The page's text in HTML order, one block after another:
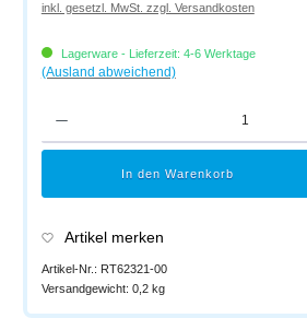
inkl. gesetzl. MwSt. zzgl. Versandkosten
Lagerware - Lieferzeit: 4-6 Werktage
(Ausland abweichend)
In den Warenkorb
Artikel merken
Artikel-Nr.: RT62321-00
Versandgewicht: 0,2 kg